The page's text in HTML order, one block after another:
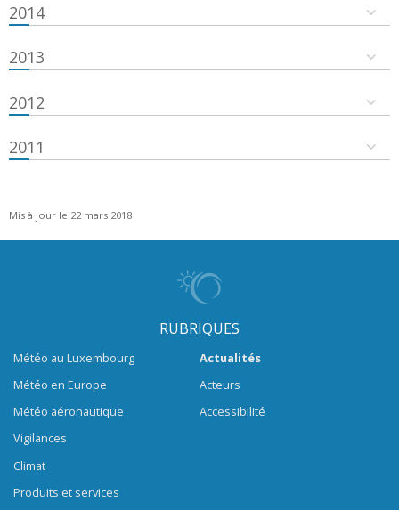
2014
2013
2012
2011
Mis à jour le 22 mars 2018
RUBRIQUES
Météo au Luxembourg
Météo en Europe
Météo aéronautique
Vigilances
Climat
Produits et services
Actualités
Acteurs
Accessibilité